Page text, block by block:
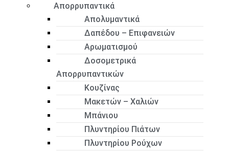
Απορρυπαντικά
Απολυμαντικά
Δαπέδου – Επιφανειών
Αρωματισμού
Δοσομετρικά
Απορρυπαντικών
Κουζίνας
Μακετών – Χαλιών
Μπάνιου
Πλυντηρίου Πιάτων
Πλυντηρίου Ρούχων